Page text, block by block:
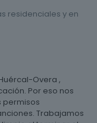
residenciales y en
Overa ,
Por eso nos
permisos
Trabajamos